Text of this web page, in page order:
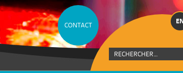
CONTACT